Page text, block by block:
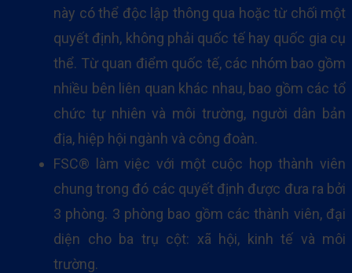
này có thể độc lập thông qua hoặc từ chối một
quyết định, không phải quốc tế hay quốc gia cụ
thể. Từ quan điểm quốc tế, các nhóm bao gồm
nhiều bên liên quan khác nhau, bao gồm các tổ
chức tự nhiên và môi trường, người dân bản
địa, hiệp hội ngành và công đoàn.
FSC® làm việc với một cuộc họp thành viên
chung trong đó các quyết định được đưa ra bởi
3 phòng. 3 phòng bao gồm các thành viên, đại
diện cho ba trụ cột: xã hội, kinh tế và môi
trường.